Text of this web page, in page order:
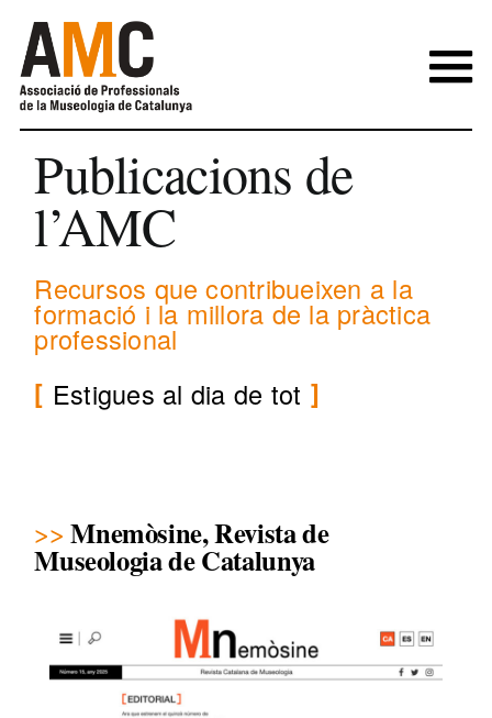
content
Publicacions de
l’AMC
Recursos que contribueixen a la
formació i la millora de la pràctica
professional
Estigues al dia de tot
Mnemòsine, Revista de
Museologia de Catalunya